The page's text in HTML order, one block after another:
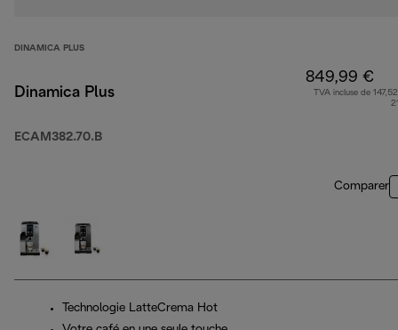
DINAMICA PLUS
Dinamica Plus
ECAM382.70.B
849,99 €
TVA incluse de
Comparer
Technologie LatteCrema Hot